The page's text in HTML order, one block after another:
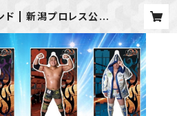
ド | 新潟プロレス公式